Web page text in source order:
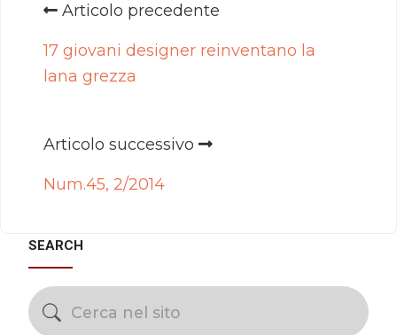
Articolo precedente
17 giovani designer reinventano la
lana grezza
Articolo successivo
Num.45, 2/2014
SEARCH